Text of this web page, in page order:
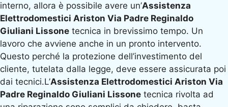
interno, allora è possibile avere un’Assistenza
Elettrodomestici Ariston Via Padre Reginaldo
Giuliani Lissone tecnica in brevissimo tempo. Un
lavoro che avviene anche in un pronto intervento.
Questo perché la protezione dell’investimento del
cliente, tutelata dalla legge, deve essere assicurata poi
dai tecnici.L’Assistenza Elettrodomestici Ariston Via
Padre Reginaldo Giuliani Lissone tecnica rivolta ad